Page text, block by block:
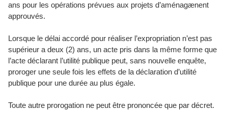
ans pour les opérations prévues aux projets d’aménagænent
approuvés.
Lorsque le délai accordé pour réaliser l’expropriation n’est pas
supérieur a deux (2) ans, un acte pris dans la même forme que
l’acte déclarant l’utilité publique peut, sans nouvelle enquête,
proroger une seule fois les effets de la déclaration d’utilité
publique pour une durée au plus égale.
Toute autre prorogation ne peut être prononcée que par décret.